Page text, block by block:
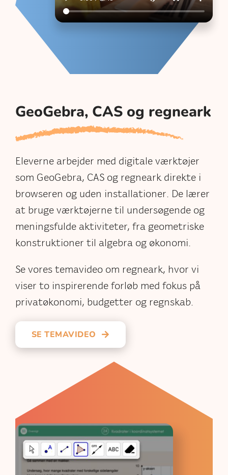
GeoGebra, CAS og regneark
Eleverne arbejder med digitale værktøjer
som GeoGebra, CAS og regneark direkte i
browseren og uden installationer. De lærer
at bruge værktøjerne til undersøgende og
meningsfulde aktiviteter, fra geometriske
konstruktioner til algebra og økonomi.
Se vores temavideo om regneark, hvor vi
viser to inspirerende forløb med fokus på
privatøkonomi, budgetter og regnskab.
SE TEMAVIDEO